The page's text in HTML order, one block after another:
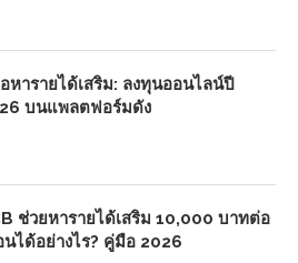
หารายได้เสริม: ลงทุนออนไลน์ปี
บนแพลตฟอร์มดัง
ช่วยหารายได้เสริม 10,000 บาทต่อ
นได้อย่างไร? คู่มือ 2026